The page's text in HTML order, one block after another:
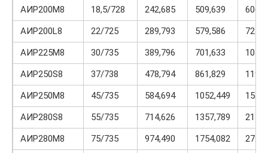
АИР200М8 18,5/728 242,685 509,639
АИР200L8
22/725 289,793 579,586
АИР225М8
30/735 389,796 701,633
АИР250S8
37/738 478,794 861,829
АИР250М8
45/735 584,694 1052,449
АИР280S8
55/735 714,626 1357,789
АИР280М8
75/735 974,490 1754,082